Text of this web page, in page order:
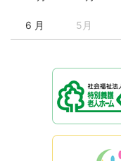
6 月 5月